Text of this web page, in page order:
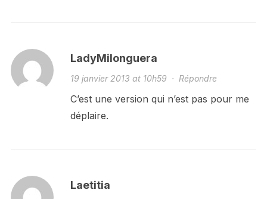
LadyMilonguera
19 janvier 2013 at 10h59 · Répondre
C’est une version qui n’est pas pour me
déplaire.
Laetitia